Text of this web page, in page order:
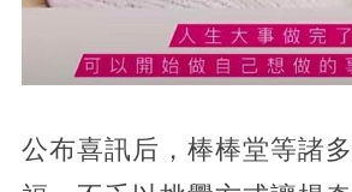
公布喜訊后，棒棒堂等諸